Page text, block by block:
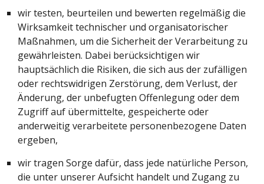
wir testen, beurteilen und bewerten regelmäßig die
Wirksamkeit technischer und organisatorischer
Maßnahmen, um die Sicherheit der Verarbeitung zu
gewährleisten. Dabei berücksichtigen wir
hauptsächlich die Risiken, die sich aus der zufälligen
oder rechtswidrigen Zerstörung, dem Verlust, der
Änderung, der unbefugten Offenlegung oder dem
Zugriff auf übermittelte, gespeicherte oder
anderweitig verarbeitete personenbezogene Daten
ergeben,
wir tragen Sorge dafür, dass jede natürliche Person,
die unter unserer Aufsicht handelt und Zugang zu